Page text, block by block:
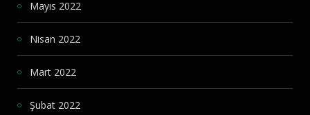
Mayıs 2022
Nisan 2022
Mart 2022
Şubat 2022